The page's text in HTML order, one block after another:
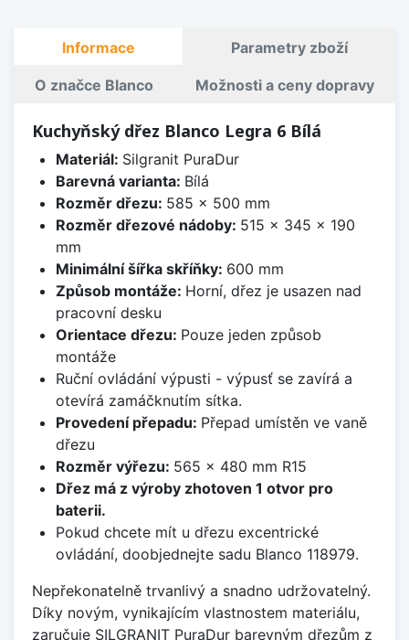
Informace Parametry zboží
O značce Blanco Možnosti a ceny dopravy
Kuchyňský dřez Blanco Legra 6 Bílá
Materiál: Silgranit PuraDur
Barevná varianta: Bílá
Rozměr dřezu: 585 x 500 mm
Rozměr dřezové nádoby: 515 x 345 x 190
mm
Minimální šířka skříňky: 600 mm
Způsob montáže: Horní, dřez je usazen nad
pracovní desku
Orientace dřezu: Pouze jeden způsob
montáže
Ruční ovládání výpusti - výpusť se zavírá a
otevírá zamáčknutím sítka.
Provedení přepadu: Přepad umístěn ve vaně
dřezu
Rozměr výřezu: 565 x 480 mm R15
Dřez má z výroby zhotoven 1 otvor pro
baterii.
Pokud chcete mít u dřezu excentrické
ovládání, doobjednejte sadu Blanco 118979.
Nepřekonatelně trvanlivý a snadno udržovatelný.
Díky novým, vynikajícím vlastnostem materiálu,
zaručuje SILGRANIT PuraDur barevným dřezům z